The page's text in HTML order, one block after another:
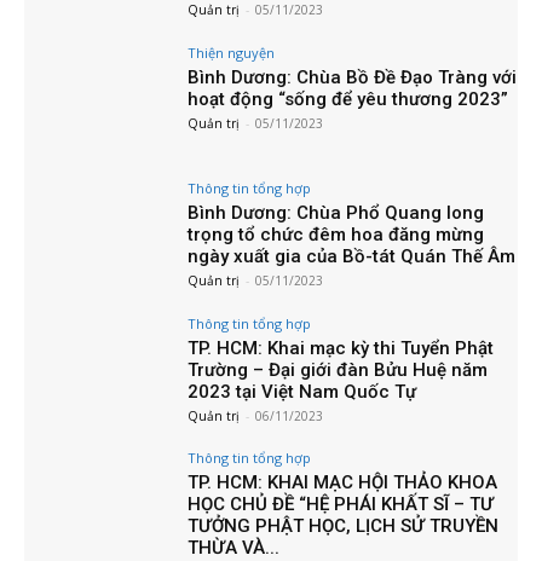
Quản trị - 05/11/2023
Thiện nguyện
Bình Dương: Chùa Bồ Đề Đạo Tràng với
hoạt động “sống để yêu thương 2023”
Quản trị - 05/11/2023
Thông tin tổng hợp
Bình Dương: Chùa Phổ Quang long
trọng tổ chức đêm hoa đăng mừng
ngày xuất gia của Bồ-tát Quán Thế Âm
Quản trị - 05/11/2023
Thông tin tổng hợp
TP. HCM: Khai mạc kỳ thi Tuyển Phật
Trường – Đại giới đàn Bửu Huệ năm
2023 tại Việt Nam Quốc Tự
Quản trị - 06/11/2023
Thông tin tổng hợp
TP. HCM: KHAI MẠC HỘI THẢO KHOA
HỌC CHỦ ĐỀ “HỆ PHÁI KHẤT SĨ – TƯ
TƯỞNG PHẬT HỌC, LỊCH SỬ TRUYỀN
THỪA VÀ...